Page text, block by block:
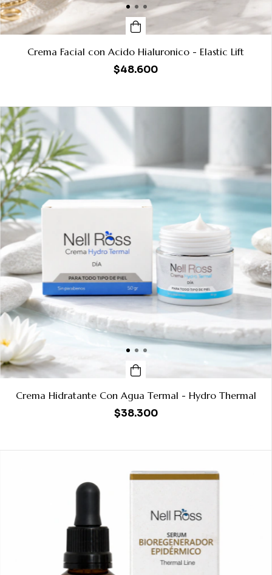
Crema Facial con Acido Hialuronico - Elastic Lift
$48.600
Crema Hidratante Con Agua Termal - Hydro Thermal
$38.300